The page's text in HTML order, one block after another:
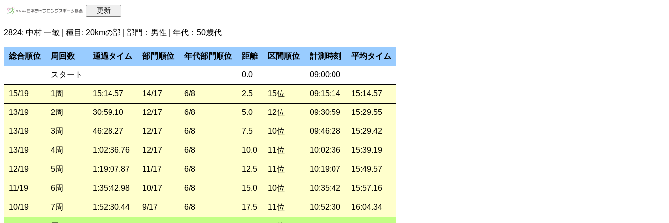
2824: 中村 一敏 | 種目: 20kmの部 | 部門：男性 | 年代：50歳代
総合順位 周回数 通過タイム 部門順位 年代部門順位 距離 区間順位 計測時刻 平均タイム
スタート 0.0 09:00:00
15/19 1周 15:14.57 14/17 6/8 2.5 15位 09:15:14 15:14.57
13/19 2周 30:59.10 12/17 6/8 5.0 12位 09:30:59 15:29.55
13/19 3周 46:28.27 12/17 6/8 7.5 10位 09:46:28 15:29.42
13/19 4周 1:02:36.76 12/17 6/8 10.0 11位 10:02:36 15:39.19
12/19 5周 1:19:07.87 11/17 6/8 12.5 11位 10:19:07 15:49.57
11/19 6周 1:35:42.98 10/17 6/8 15.0 10位 10:35:42 15:57.16
10/19 7周 1:52:30.44 9/17 6/8 17.5 11位 10:52:30 16:04.34